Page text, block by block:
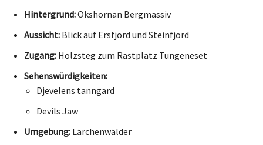
Hintergrund:Okshornan Bergmassiv
Aussicht: Blick auf Ersfjord und Steinfjord
Zugang: Holzsteg zum Rastplatz Tungeneset
Sehenswürdigkeiten:
Djevelens tanngard
Devils Jaw
Umgebung: Lärchenwälder